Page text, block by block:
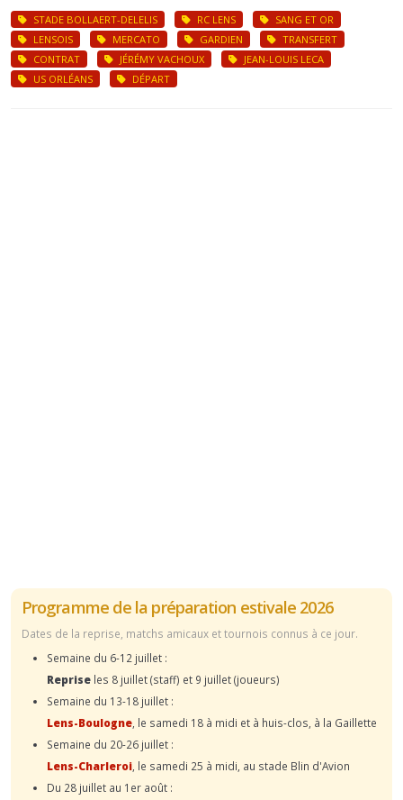
STADE BOLLAERT-DELELIS RC LENS
SANG ET OR
LENSOIS
MERCATO GARDIEN
TRANSFERT
CONTRAT
JÉRÉMY VACHOUX
JEAN-LOUIS LECA
US ORLÉANS
DÉPART
Programme de la préparation estivale 2026
Dates de la reprise, matchs amicaux et tournois connus à ce jour.
Semaine du 6-12 juillet :
Reprise les 8 juillet (staff) et 9 juillet (joueurs)
Semaine du 13-18 juillet :
Lens-Boulogne , le samedi 18 à midi et à huis-clos, à la Gaillette
Semaine du 20-26 juillet :
Lens-Charleroi , le samedi 25 à midi, au stade Blin d'Avion
Du 28 juillet au 1er août :